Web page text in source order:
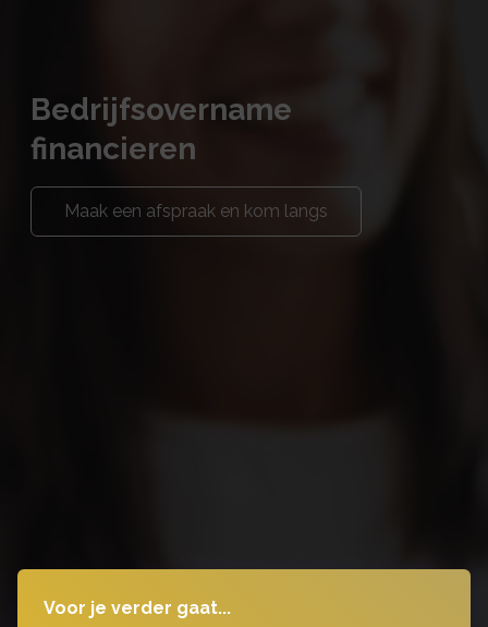
Bedrijfsovername
financieren
Maak een afspraak en kom langs
Voor je verder gaat...